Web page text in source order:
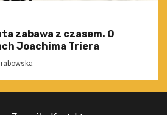
zabawa z czasem. O
Joachima Triera